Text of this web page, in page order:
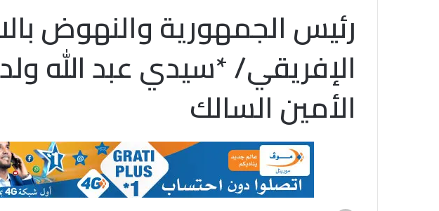
رئيس الجمهورية والنهوض
الإفريقي/ *سيدي عبد الله
الأمين السالك